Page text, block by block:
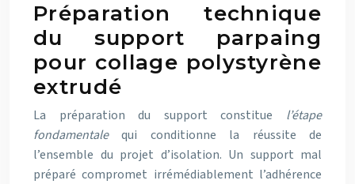
Préparation technique
du support parpaing
pour collage polystyrène
extrudé
La préparation du support constitue l’étape
fondamentalequi conditionne la réussite de
l’ensemble du projet d’isolation. Un support mal
préparé compromet irrémédiablement l’adhérence